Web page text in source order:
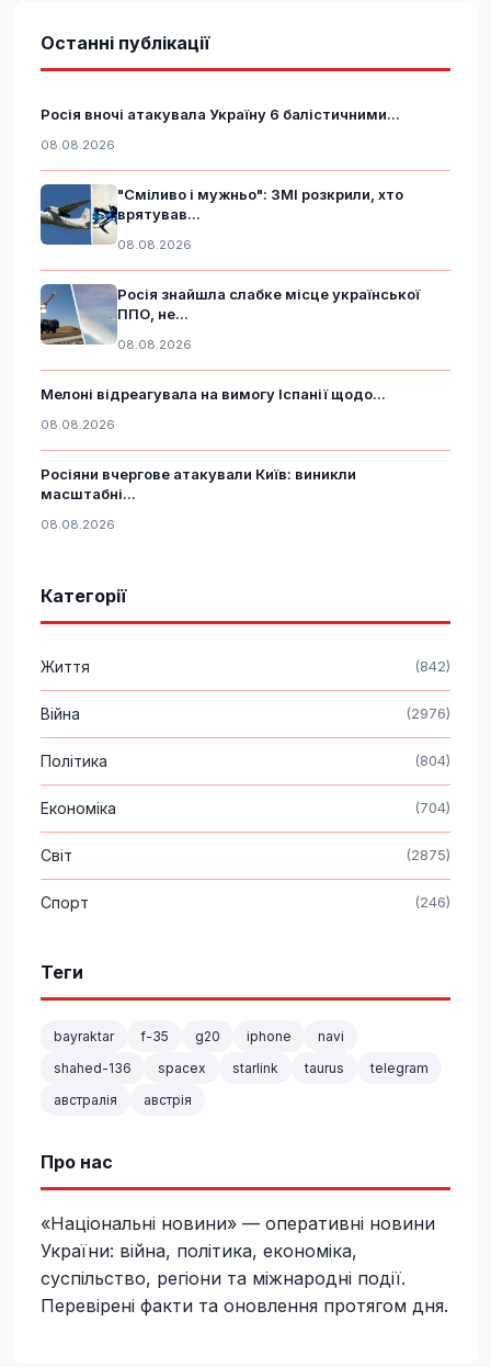
Останні публікації
Росія вночі атакувала Україну 6 балістичними...
08.08.2026
"Сміливо і мужньо": ЗМІ розкрили, хто
врятував...
08.08.2026
Росія знайшла слабке місце української
ППО, не...
08.08.2026
Мелоні відреагувала на вимогу Іспанії щодо...
08.08.2026
Росіяни вчергове атакували Київ: виникли
масштабні...
08.08.2026
Категорії
Життя (842)
Війна (2976)
Політика (804)
Економіка (704)
Світ (2875)
Спорт (246)
Теги
bayraktar f-35 g20 iphone
navi
shahed-136
spacex starlink taurus
telegram
австралія
австрія
Про нас
«Національні новини» — оперативні новини
України: війна, політика, економіка,
суспільство, регіони та міжнародні події.
Перевірені факти та оновлення протягом дня.